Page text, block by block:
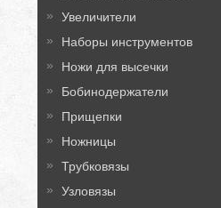
Увеличители
Наборы инструментов
Ножи для высечки
Бобинодержатели
Прищепки
Ножницы
Трубковязы
Узловязы